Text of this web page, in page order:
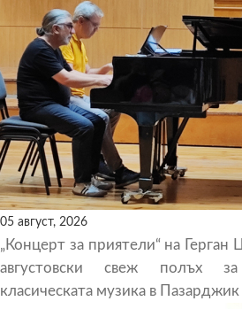
05 август, 2026
„Концерт за приятели“ на
августовски свеж полъх
класическата музика в Пазарджик